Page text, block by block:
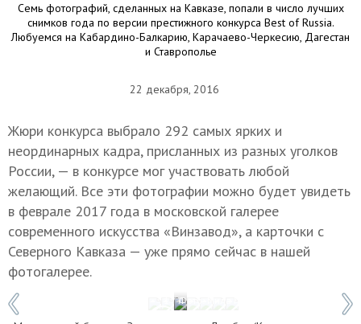
Семь фотографий, сделанных на Кавказе, попали в число лучших
снимков года по версии престижного конкурса Best of Russia.
Любуемся на Кабардино-Балкарию, Карачаево-Черкесию, Дагестан
и Ставрополье
22 декабря, 2016
Жюри конкурса выбрало 292 самых ярких и
неординарных кадра, присланных из разных уголков
России, — в конкурсе мог участвовать любой
желающий. Все эти фотографии можно будет увидеть
в феврале 2017 года в московской галерее
современного искусства «Винзавод», а карточки с
Северного Кавказа — уже прямо сейчас в нашей
фотогалерее.
Фото: Мила Григорьева /
1 / 7